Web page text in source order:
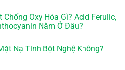
Chống Oxy Hóa Gì? Acid Ferulic,
Nằm Ở Đâu?
Nạ Tinh Bột Nghệ Không?